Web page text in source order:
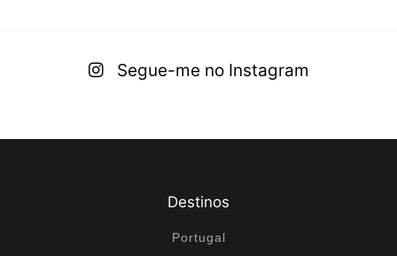
Segue-me no Instagram
Destinos
Portugal